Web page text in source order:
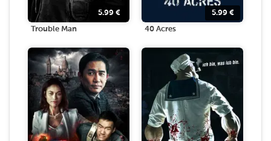
5.99 €
Trouble Man
5.99 €
40 Acres